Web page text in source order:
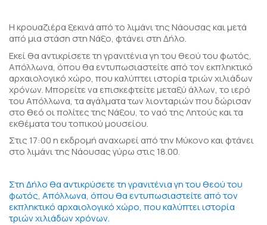
Η κρουαζιέρα ξεκινά από το λιμάνι της Νάουσας και μετά
από μια στάση στη Νάξο, φτάνει στη Δήλο.
Εκεί θα αντικρίσετε τη γρανιτένια γη του θεού του φωτός,
Απόλλωνα, όπου θα εντυπωσιαστείτε από τον εκπληκτικό
αρχαιολογικό χώρο, που καλύπτει ιστορία τριών χιλιάδων
χρόνων. Μπορείτε να επισκεφτείτε μεταξύ άλλων, το ιερό
του Απόλλωνα, τα αγάλματα των λιονταριών που δώρισαν
στο θεό οι πολίτες της Νάξου, το ναό της Λητούς και τα
εκθέματα του τοπικού μουσείου.
Στις 17:00 η εκδρομή αναχωρεί από την Μύκονο και φτάνει
στο λιμάνι της Νάουσας γύρω στις 18.00.
Στη Δήλο θα αντικρύσετε τη γρανιτένια γη του θεού του
φωτός, Απόλλωνα, όπου θα εντυπωσιαστείτε από τον
εκπληκτικό αρχαιολογικό χώρο, που καλύπτει ιστορία
τριών χιλιάδων χρόνων.